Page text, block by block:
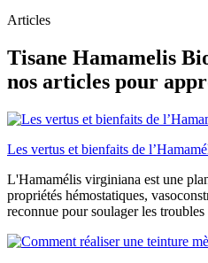
Articles
Tisane Hamamelis
nos articles pour
Les vertus et bienfaits de
L'Hamamélis virginiana est une
propriétés hémostatiques,
reconnue pour soulager les